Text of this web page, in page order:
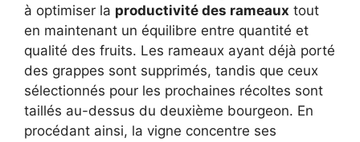
à optimiser la productivité des rameaux tout
en maintenant un équilibre entre quantité et
qualité des fruits. Les rameaux ayant déjà porté
des grappes sont supprimés, tandis que ceux
sélectionnés pour les prochaines récoltes sont
taillés au-dessus du deuxième bourgeon. En
procédant ainsi, la vigne concentre ses